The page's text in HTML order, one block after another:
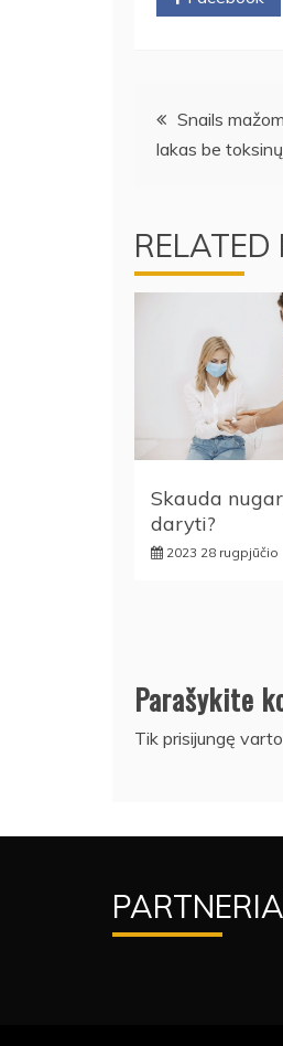
Navigacija
tarp
įrašų
Snails
lakas be toksinų
RELATED
Skauda
daryti?
2023 28 rugpjūčio
Parašykite
Tik prisijungę